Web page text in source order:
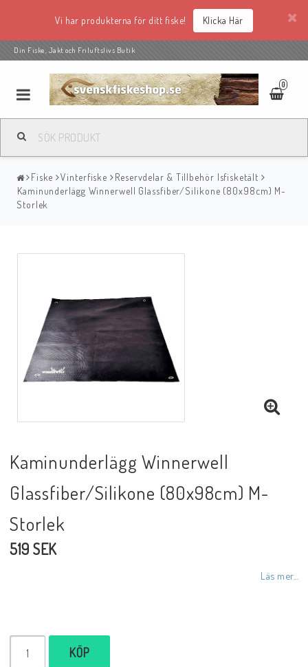
Vi har produkterna för ditt fiske! Klicka Här
Din Fiske, Jakt och Friluftslivs Butik
0
Fiske Vinterfiske
Reservdelar & Tillbehör Isfisketält
Kaminunderlägg Winnerwell Glassfiber/Silikone (80x98cm) M-
Storlek
Kaminunderlägg Winnerwell
Glassfiber/Silikone (80x98cm) M-
Storlek
519 SEK
Läs mer...
KÖP